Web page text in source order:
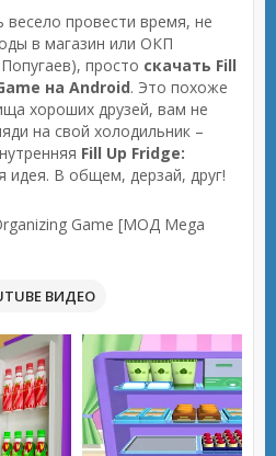
провести время, не
в магазин или ОКП
просто скачать Fill
на Android. Это похоже
хороших друзей, вам не
на свой холодильник –
Fill Up Fridge:
идея. В общем, дерзай, друг!
Game [МОД Mega
ВИДЕО